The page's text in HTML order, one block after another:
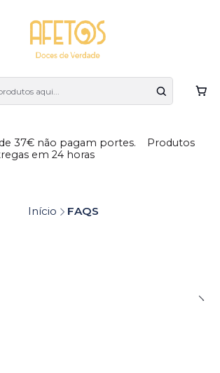
37€ não pagam portes. Produtos
em 24 horas
Início FAQS